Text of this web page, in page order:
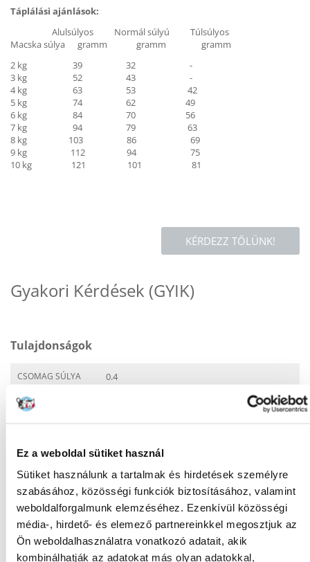
Ez a weboldal sütiket használ
Sütiket használunk a tartalmak és hirdetések személyre
szabásához, közösségi funkciók biztosításához, valamint
weboldalforgalmunk elemzéséhez. Ezenkívül közösségi
média-, hirdető- és elemező partnereinkkel megosztjuk az
Ön weboldalhasználatra vonatkozó adatait, akik
kombinálhatják az adatokat más olyan adatokkal,
Táplálási ajánlások:
Alulsúlyos Normál súlyú Túlsúlyos
Macska súlya gramm gramm gramm
2 kg 39 32 -
3 kg 52 43 -
4 kg 63 53 42
5 kg 74 62 49
6 kg 84 70 56
7 kg 94 79 63
8 kg 103 86 69
9 kg 112 94 75
10 kg 121 101 81
KÉRDEZZ TŐLÜNK!
Gyakori Kérdések (GYIK)
Tulajdonságok
CSOMAG SÚLYA
(KG):
0.4
TERMÉKCSALÁD:
Javasolt felhasználás
EGÉSZSÉGÜGYI
INFORMÁCIÓ:
Hólyaggyulladás
Húgykő
Idiopátiás
hólyaggyulladás